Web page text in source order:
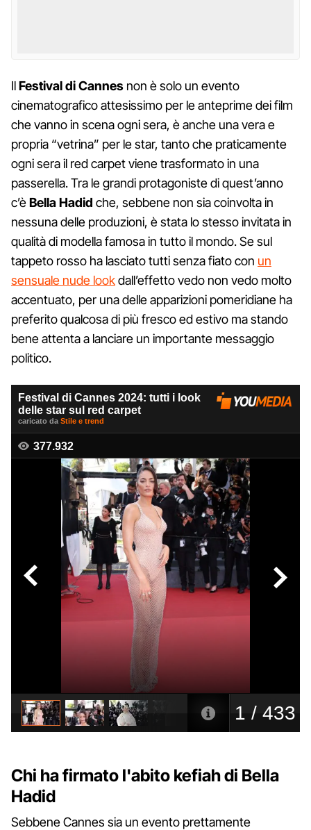
IlFestival di Cannes non è solo un evento
cinematografico attesissimo per le anteprime dei film
che vanno in scena ogni sera, è anche una vera e
propria “vetrina” per le star, tanto che praticamente
ogni sera il red carpet viene trasformato in una
passerella. Tra le grandi protagoniste di quest’anno
c’èBella Hadid che, sebbene non sia coinvolta in
nessuna delle produzioni, è stata lo stesso invitata in
qualità di modella famosa in tutto il mondo. Se sul
tappeto rosso ha lasciato tutti senza fiato con un
sensuale nude lookdall’effetto vedo non vedo molto
accentuato, per una delle apparizioni pomeridiane ha
preferito qualcosa di più fresco ed estivo ma stando
bene attenta a lanciare un importante messaggio
politico.
Chi ha firmato l'abito kefiah di Bella
Hadid
Sebbene Cannes sia un evento prettamente